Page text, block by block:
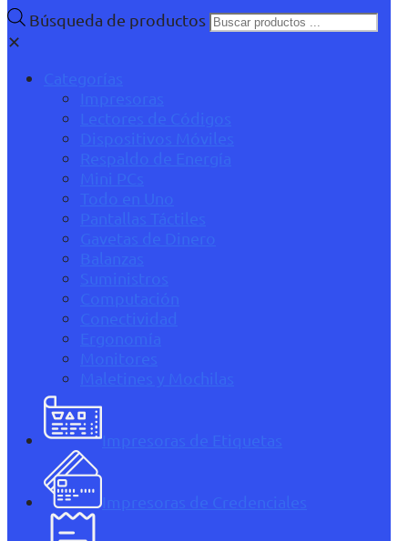
Búsqueda de productos
✕
Categorías
Impresoras
Lectores de Códigos
Dispositivos Móviles
Respaldo de Energía
Mini PCs
Todo en Uno
Pantallas Táctiles
Gavetas de Dinero
Balanzas
Suministros
Computación
Conectividad
Ergonomía
Monitores
Maletines y Mochilas
Impresoras de Etiquetas
Impresoras de Credenciales